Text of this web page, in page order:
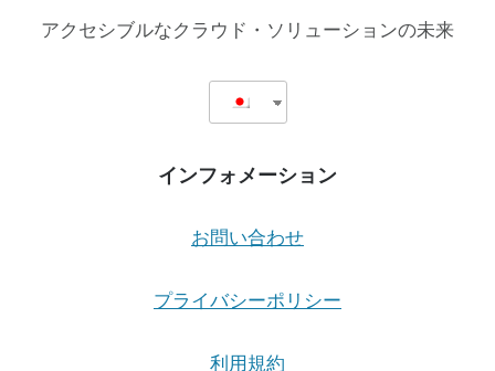
アクセシブルなクラウド・ソリューションの未来
インフォメーション
お問い合わせ
プライバシーポリシー
利用規約